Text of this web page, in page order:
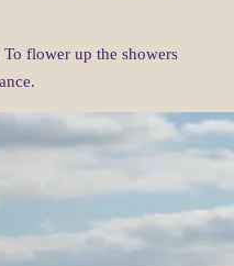
flower up the showers